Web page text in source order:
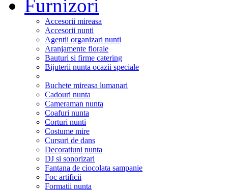
Furnizori
Accesorii mireasa
Accesorii nunti
Agentii organizari nunti
Aranjamente florale
Bauturi si firme catering
Bijuterii nunta ocazii speciale
Buchete mireasa lumanari
Cadouri nunta
Cameraman nunta
Coafuri nunta
Corturi nunti
Costume mire
Cursuri de dans
Decoratiuni nunta
DJ si sonorizari
Fantana de ciocolata sampanie
Foc artificii
Formatii nunta